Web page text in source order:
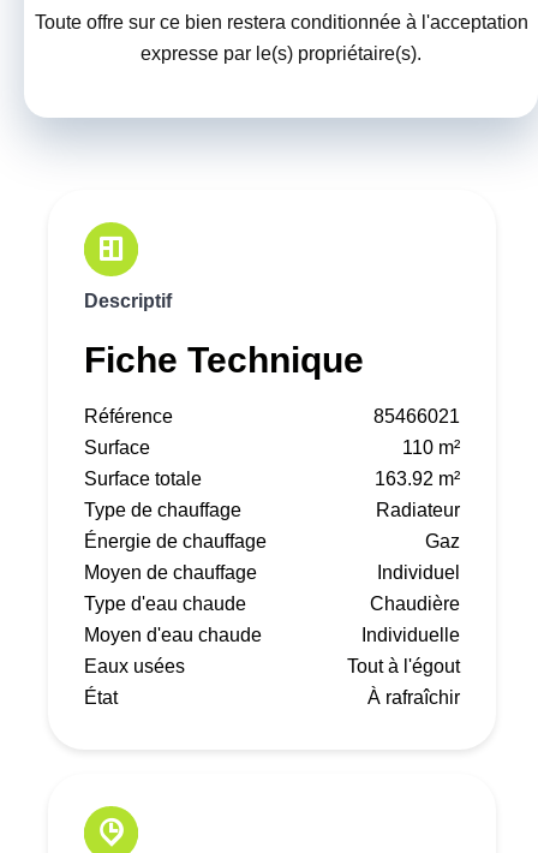
Toute offre sur ce bien restera conditionnée à l'acceptation
expresse par le(s) propriétaire(s).
Descriptif
Fiche Technique
Référence
85466021
Surface
110 m²
Surface totale
163.92 m²
Type de chauffage
Radiateur
Énergie de chauffage
Gaz
Moyen de chauffage
Individuel
Type d'eau chaude
Chaudière
Moyen d'eau chaude
Individuelle
Eaux usées
Tout à l'égout
État
À rafraîchir